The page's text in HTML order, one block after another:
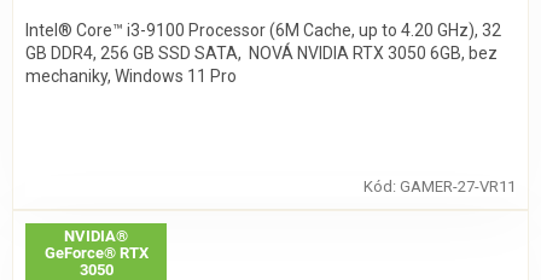
Intel® Core™ i3-9100 Processor (6M Cache, up to 4.20 GHz), 32
GB DDR4, 256 GB SSD SATA, NOVÁ NVIDIA RTX 3050 6GB, bez
mechaniky, Windows 11 Pro
Kód: GAMER-27-VR11
NVIDIA®
GeForce® RTX
3050